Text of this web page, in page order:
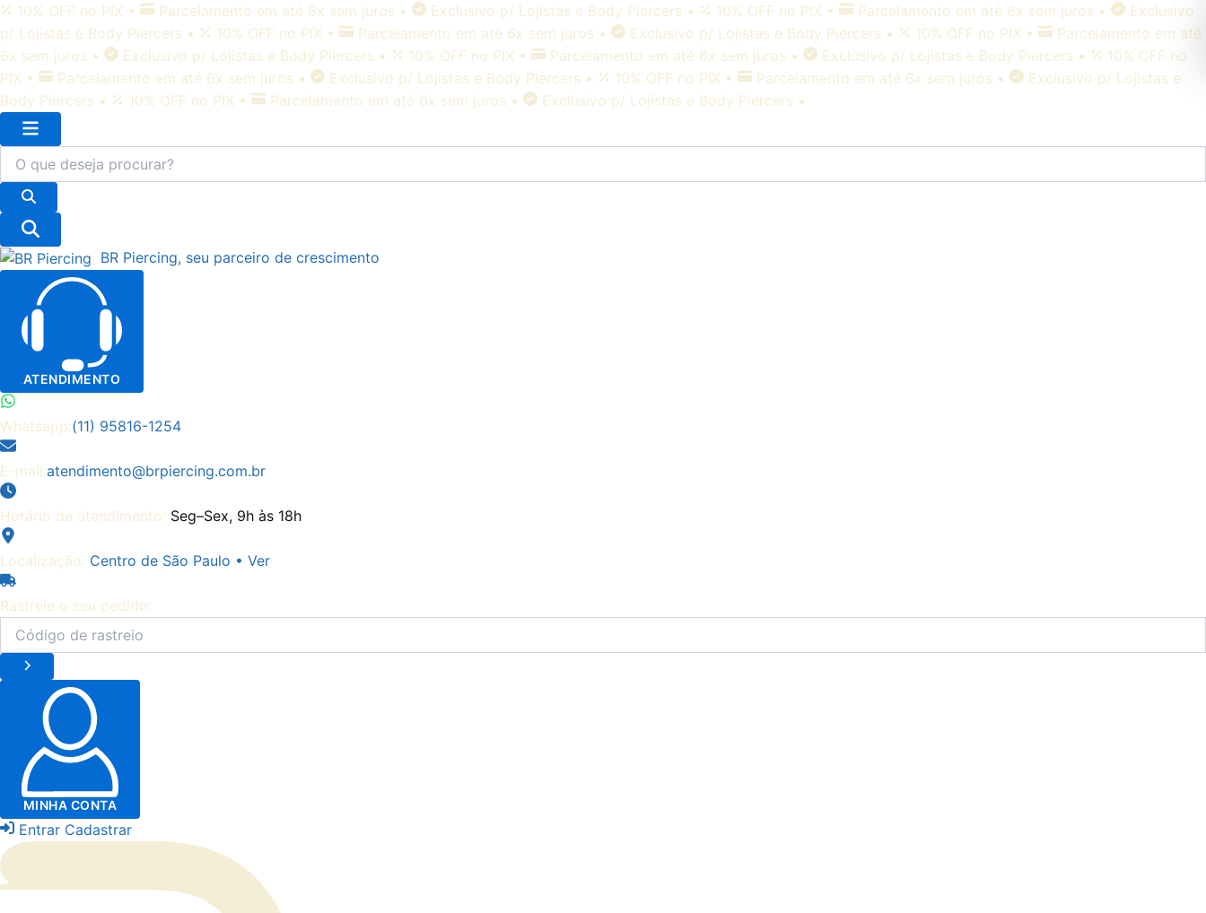
Pular
para
o
conteúdo
10% OFF no PIX • Parcelamento em até 6x sem juros • Exclusivo p/ Lojistas e Body Piercers • 10% OFF no PIX • Parcelamento em até 6x sem juros •
Exclusivo
p/ Lojistas e Body Piercers • 10% OFF no PIX • Parcelamento em até 6x sem juros • Exclusivo p/ Lojistas e Body Piercers • 10% OFF no PIX •
Parcelamento em até
6x sem juros • Exclusivo p/ Lojistas e Body Piercers • 10% OFF no PIX • Parcelamento em até 6x sem juros • Exclusivo p/ Lojistas e Body Piercers •
10% OFF no
PIX • Parcelamento em até 6x sem juros • Exclusivo p/ Lojistas e Body Piercers • 10% OFF no PIX • Parcelamento em até 6x sem juros •
Exclusivo p/ Lojistas e
Body Piercers • 10% OFF no PIX • Parcelamento em até 6x sem juros • Exclusivo p/ Lojistas e Body Piercers •
BR Piercing, seu parceiro de crescimento
ATENDIMENTO
Whatsapp:(11) 95816-1254
E-mail:atendimento@brpiercing.com.br
Horário de atendimento: Seg–Sex, 9h às 18h
Localização: Centro de São Paulo • Ver
Rastreie o seu pedido:
MINHA CONTA
Entrar Cadastrar